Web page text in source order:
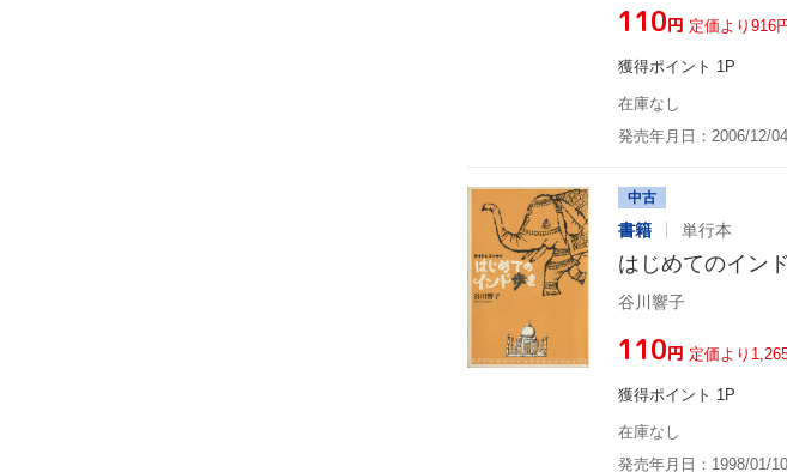
¥110円 定価より916
獲得ポイント 1P
在庫なし
発売年月日：2006/12/04
中古
書籍 単行本
はじめてのイン
谷川響子
¥110円 定価より
獲得ポイント 1P
在庫なし
発売年月日：1998/01/10